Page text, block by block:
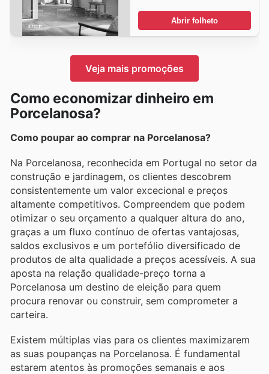
Abrir folheto
Veja mais promoções
Como economizar dinheiro em
Porcelanosa?
Como poupar ao comprar na Porcelanosa?
Na Porcelanosa, reconhecida em Portugal no setor da
construção e jardinagem, os clientes descobrem
consistentemente um valor excecional e preços
altamente competitivos. Compreendem que podem
otimizar o seu orçamento a qualquer altura do ano,
graças a um fluxo contínuo de ofertas vantajosas,
saldos exclusivos e um portefólio diversificado de
produtos de alta qualidade a preços acessíveis. A sua
aposta na relação qualidade-preço torna a
Porcelanosa um destino de eleição para quem
procura renovar ou construir, sem comprometer a
carteira.
Existem múltiplas vias para os clientes maximizarem
as suas poupanças na Porcelanosa. É fundamental
estarem atentos às promoções semanais e aos